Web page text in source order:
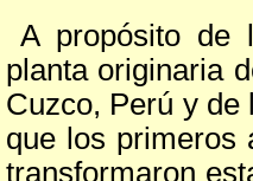
A propósito de
planta originaria
Cuzco, Perú y de
que los primeros
transformaron